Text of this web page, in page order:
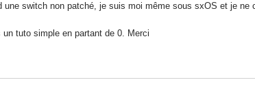
une switch non patché, je suis moi même sous sxOS et je
tuto simple en partant de 0. Merci